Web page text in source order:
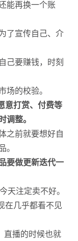
能再换一个账
了宣传自己、介
己要赚钱，时刻
场的校验。
意打赏、付费等
调整。
之前就要想好自
。
要做更新迭代一
天注定卖不好。
在几乎都看不见
直播的时候也就